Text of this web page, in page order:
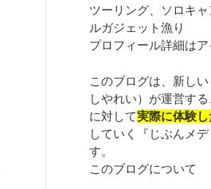
ツーリング、ソロキ
ルガジェット漁り
プロフィール詳細は
このブログは、新し
しやれい）が運営す
に対して実際に体験し
していく『じぶんメ
す。
このブログについて